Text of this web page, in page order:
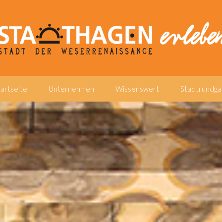
Unternehmen Wissenswert